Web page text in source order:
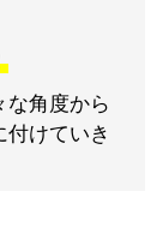
な角度から
付けていき